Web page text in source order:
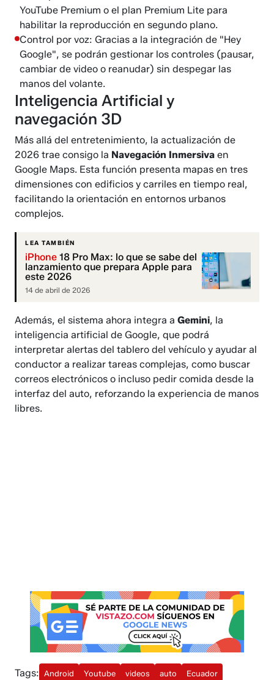
YouTube Premium o el plan Premium Lite para
habilitar la reproducción en segundo plano.
Control por voz: Gracias a la integración de "Hey
Google", se podrán gestionar los controles (pausar,
cambiar de video o reanudar) sin despegar las
manos del volante.
Inteligencia Artificial y
navegación 3D
Más allá del entretenimiento, la actualización de
2026 trae consigo la Navegación Inmersiva en
Google Maps. Esta función presenta mapas en tres
dimensiones con edificios y carriles en tiempo real,
facilitando la orientación en entornos urbanos
complejos.
LEA TAMBIÉN
iPhone 18 Pro Max: lo que se sabe del
lanzamiento que prepara Apple para
este 2026
14 de abril de 2026
Además, el sistema ahora integra aGemini, la
inteligencia artificial de Google, que podrá
interpretar alertas del tablero del vehículo y ayudar al
conductor a realizar tareas complejas, como buscar
correos electrónicos o incluso pedir comida desde la
interfaz del auto, reforzando la experiencia de manos
libres.
Tags: Android Youtube videos auto Ecuador